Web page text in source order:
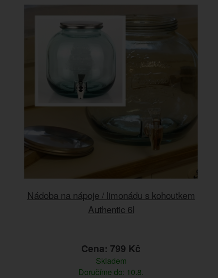
Nádoba na nápoje / limonádu s kohoutkem
Authentic 6l
Cena: 799 Kč
Skladem
Doručíme do: 10.8.